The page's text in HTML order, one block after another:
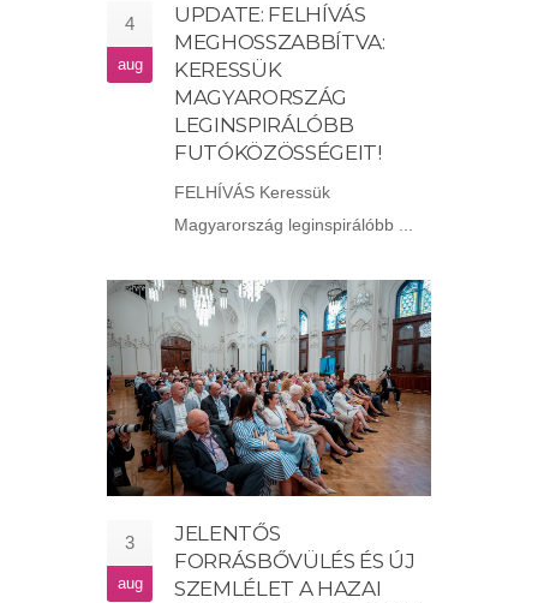
4
aug
UPDATE: FELHÍVÁS
MEGHOSSZABBÍTVA:
KERESSÜK
MAGYARORSZÁG
LEGINSPIRÁLÓBB
FUTÓKÖZÖSSÉGEIT!
FELHÍVÁS Keressük
Magyarország leginspirálóbb ...
3
aug
JELENTŐS
FORRÁSBŐVÜLÉS ÉS ÚJ
SZEMLÉLET A HAZAI